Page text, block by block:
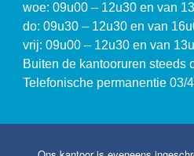
woe: 09u00 – 12u30 en van
do: 09u30 – 12u30 en van
vrij: 09u00 – 12u30 en van
Buiten de kantooruren steeds
Telefonische permanentie 03/